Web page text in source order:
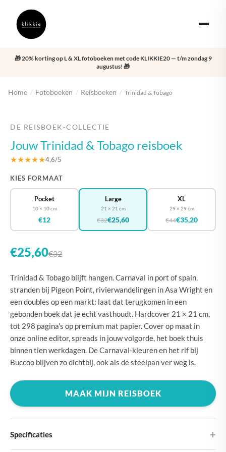
🎁 20% korting op L & XL fotoboeken met code KLIKKIE20 — t/m zondag 9
augustus! 🎁
Home / Fotoboeken / Reisboeken / Trinidad & Tobago
DE REISBOEK-COLLECTIE
Jouw Trinidad & Tobago reisboek
★★★★★4,6/5
KIES FORMAAT
Pocket
10 × 10 cm
€12
Large
21 × 21 cm
€32€25,60
XL
29 × 29 cm
€44€35,20
€25,60€32
Trinidad & Tobago blijft hangen. Carnaval in port of spain,
stranden bij Pigeon Point, rivierwandelingen in Asa Wright en
een doubles op een markt: laat dat terugkomen in een
gebonden boek dat je echt vasthoudt. Hardcover 21 × 21 cm,
tot 298 pagina's op premium mat papier. Cover op maat in
onze online editor, spreads in jouw volgorde, het boek thuis
binnen tien werkdagen. De Carnaval-kleuren en het rif bij
Buccoo blijven zo dichtbij, ook als de steelpan ver weg is.
MAAK MIJN REISBOEK
Specificaties